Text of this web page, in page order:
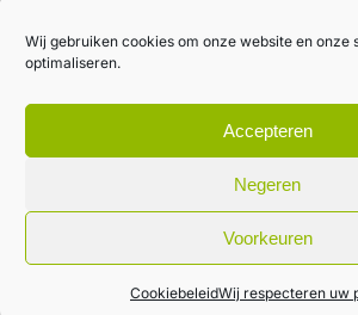
Wij gebruiken cookies om onze website en onze
optimaliseren.
Accepteren
Negeren
Voorkeuren
CookiebeleidWij respecteren uw
Kennismakingspakket aanvragen
Blijft op de hoogte
Rechtstreeks van het veld naar je inbox.
Inschrijven nieuwsbrief
Algemene voorwaarden|Privacybeleid|
creativitijd